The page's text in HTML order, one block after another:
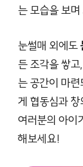
는 모습을 보
눈썰매 외에도
든 조각을 쌓
는 공간이 마
게 협동심과
여러분의 아이
해보세요!